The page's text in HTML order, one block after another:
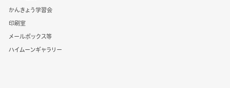
かんきょう学習会
印刷室
メールボックス等
ハイムーンギャラリー